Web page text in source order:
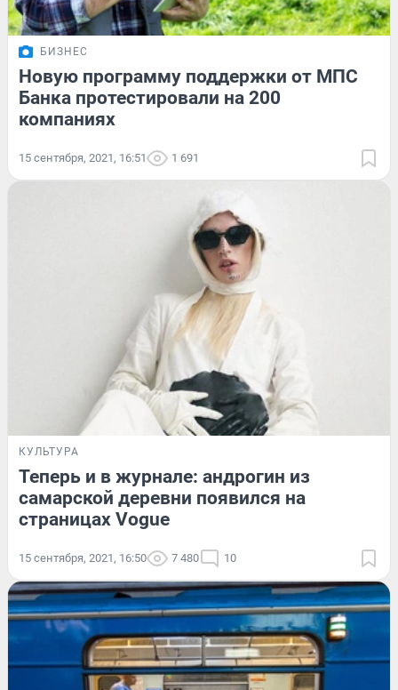
БИЗНЕС
Новую программу поддержки от МПС
Банка протестировали на 200
компаниях
15 сентября, 2021, 16:51 1 691
КУЛЬТУРА
Теперь и в журнале: андрогин из
самарской деревни появился на
страницах Vogue
15 сентября, 2021, 16:50 7 480 10